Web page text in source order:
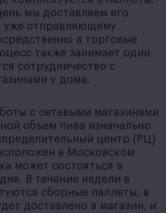
мы доставляем его
уже отправляющему
в торговые
также занимает один
сотрудничество с
у дома.
с сетевыми магазинами
объем пива изначально
центр (РЦ)
в Московском
может состояться в
В течение недели в
сборные паллеты, в
доставлено в магазин, и